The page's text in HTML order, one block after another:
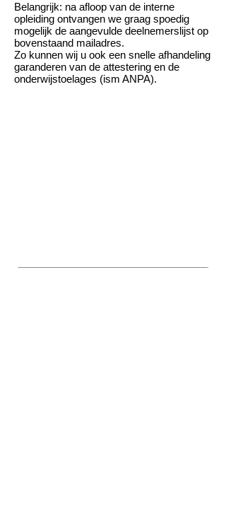
Belangrijk: na afloop van de interne
opleiding ontvangen we graag spoedig
mogelijk de aangevulde deelnemerslijst op
bovenstaand mailadres.
Zo kunnen wij u ook een snelle afhandeling
garanderen van de attestering en de
onderwijstoelages (ism ANPA).